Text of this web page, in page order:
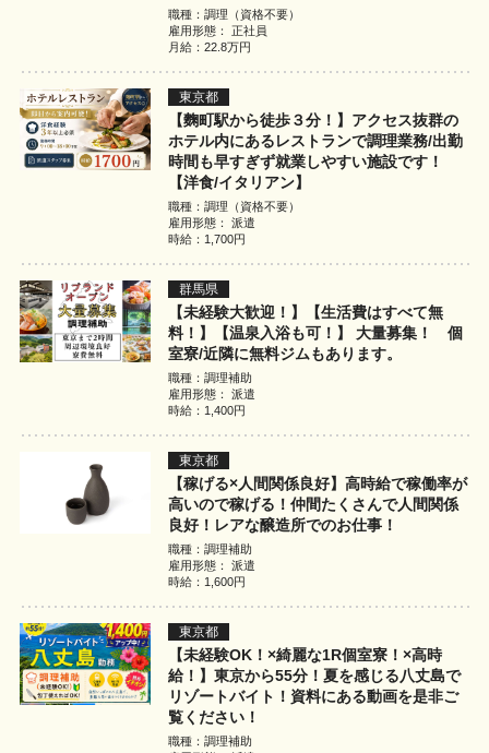
職種：調理（資格不要）
雇用形態： 正社員
月給：22.8万円
東京都
【麴町駅から徒歩３分！】アクセス抜群の
ホテル内にあるレストランで調理業務/出勤
時間も早すぎず就業しやすい施設です！
【洋食/イタリアン】
職種：調理（資格不要）
雇用形態： 派遣
時給：1,700円
群馬県
【未経験大歓迎！】【生活費はすべて無
料！】【温泉入浴も可！】 大量募集！ 個
室寮/近隣に無料ジムもあります。
職種：調理補助
雇用形態： 派遣
時給：1,400円
東京都
【稼げる×人間関係良好】高時給で稼働率が
高いので稼げる！仲間たくさんで人間関係
良好！レアな醸造所でのお仕事！
職種：調理補助
雇用形態： 派遣
時給：1,600円
東京都
【未経験OK！×綺麗な1R個室寮！×高時
給！】東京から55分！夏を感じる八丈島で
リゾートバイト！資料にある動画を是非ご
覧ください！
職種：調理補助